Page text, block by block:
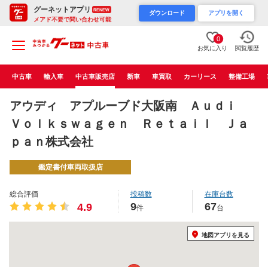
グーネットアプリ RENEW
メアド不要で問い合わせ可能
ダウンロード アプリを開く
0
お気に入り 閲覧履歴
中古車 輸入車 中古車販売店 新車 車買取 カーリース 整備工場
アウディ アプルーブド大阪南 Ａｕｄｉ
Ｖｏｌｋｓｗａｇｅｎ Ｒｅｔａｉｌ Ｊａ
ｐａｎ株式会社
鑑定書付車両取扱店
総合評価
4.9
投稿数
9件
在庫台数
67台
地図アプリを見る